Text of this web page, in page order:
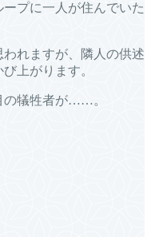
プに一人が住んでいた
れますが、隣人の供述
上がります。
の犠牲者が……。